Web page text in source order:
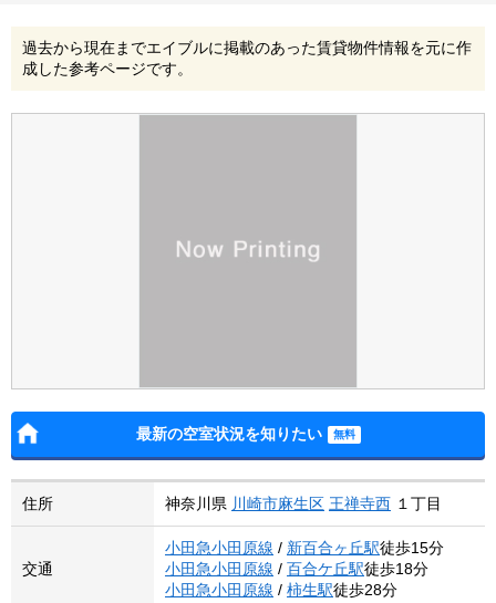
過去から現在までエイブルに掲載のあった賃貸物件情報を元に作
成した参考ページです。
最新の空室状況を知りたい
住所 神奈川県 川崎市麻生区 王禅寺西 １丁目
交通
小田急小田原線 / 新百合ヶ丘駅徒歩15分
小田急小田原線 / 百合ケ丘駅徒歩18分
小田急小田原線 / 柿生駅徒歩28分